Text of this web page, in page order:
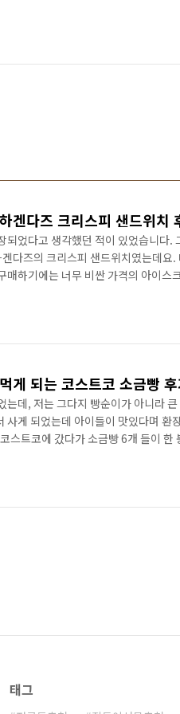
겐다즈 크리스피 샌드위치
되었다고 생각했던 적이 있었습니다.
다즈의 크리스피 샌드위치였는데요
매하기에는 너무 비싼 가격의 아이스
한다면 적합했을까요. 제 인생에서 하
드위치 정보 하겐다즈 크리스피 샌드
게 되는 코스트코 소금빵 후
는데, 저는 그다지 빵순이가 아니라
사게 되었는데 아이들이 맛있다며 환
스트코에 갔다가 소금빵 6개 들이 한
도록 하겠습니다. 목차 소금빵의 유래
お)'를 붙여 시오빵이라는 이름으
태그